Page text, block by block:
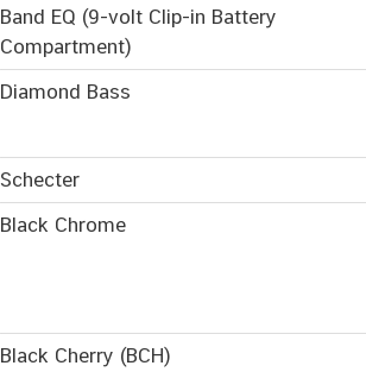
Band EQ (9-volt Clip-in Battery
Compartment)
Diamond Bass
Schecter
Black Chrome
Black Cherry (BCH)